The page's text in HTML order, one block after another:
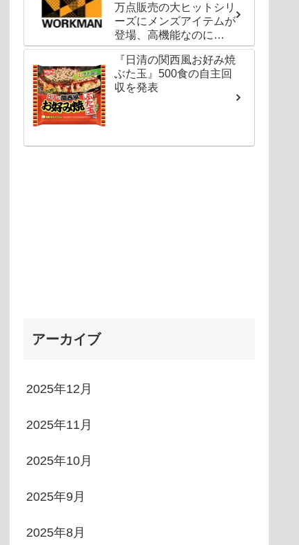
万点販売の大ヒットシリ
ーズにメンズアイテムが
登場、高機能なのに
1000円以下〜の圧倒的
コスパ
『日清の関西風お好み焼
ぶた玉』500食の自主回
収を発表
アーカイブ
2025年12月
2025年11月
2025年10月
2025年9月
2025年8月